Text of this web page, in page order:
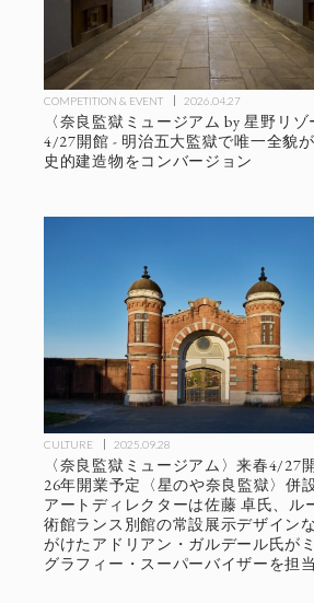
COMPETITION & EVENT 2026.04.27
〈奈良監獄ミュージアム by 星野リゾ
4/27開館 - 明治五大監獄で唯一全貌
史的建造物をコンバージョン
CULTURE 2025.09.28
〈奈良監獄ミュージアム〉来春4/27
26年開業予定〈星のや奈良監獄〉併
アートディレクターは佐藤 卓氏、ル
術館ランス別館の常設展示デザイン
がけたアドリアン・ガルデール氏が
グラフィー・スーパーバイザーを担当